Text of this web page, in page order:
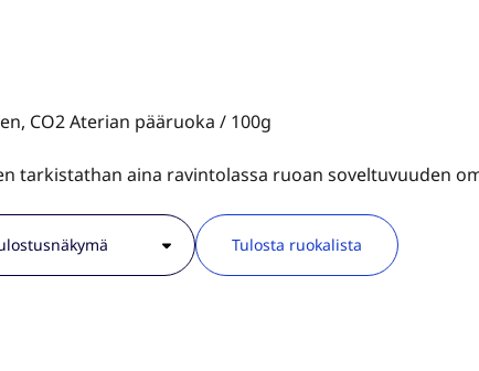
CO2 Aterian pääruoka / 100g
tarkistathan aina ravintolassa ruoan soveltuvuuden
Tulosta ruokalista